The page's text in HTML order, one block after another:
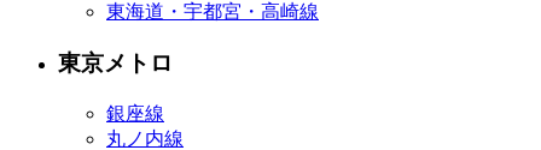
東海道・宇都宮・高崎線
東京メトロ
銀座線
丸ノ内線